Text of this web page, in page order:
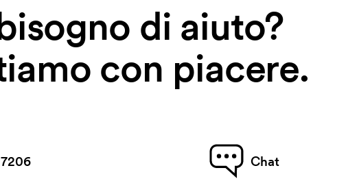
di aiuto?
con piacere.
Chat